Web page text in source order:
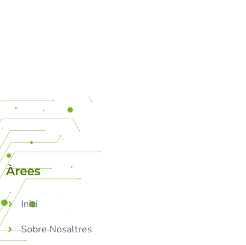
Àrees
Inici
Sobre Nosaltres